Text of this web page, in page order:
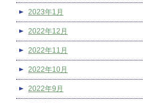
2023年1月
2022年12月
2022年11月
2022年10月
2022年9月